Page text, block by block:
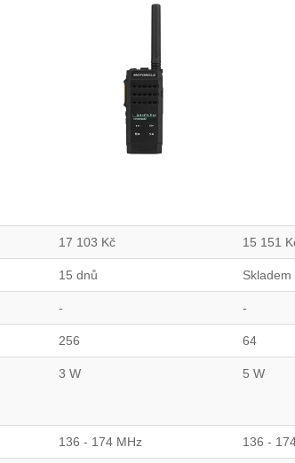
17 103 Kč 15 151
15 dnů Skladem
- -
256 64
3 W 5 W
136 - 174 MHz 136 -